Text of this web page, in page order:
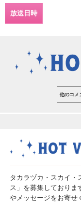
放送日時
他のコメ
タカラヅカ・スカイ・
ス」を募集しておりま
やメッセージをお寄せ